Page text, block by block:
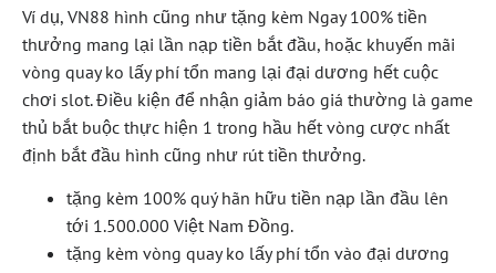
Ví dụ, VN88 hình cũng như tặng kèm Ngay 100% tiền
thưởng mang lại lần nạp tiền bắt đầu, hoặc khuyến mãi
vòng quay ko lấy phí tổn mang lại đại dương hết cuộc
chơi slot. Điều kiện để nhận giảm báo giá thường là game
thủ bắt buộc thực hiện 1 trong hầu hết vòng cược nhất
định bắt đầu hình cũng như rút tiền thưởng.
tặng kèm 100% quý hãn hữu tiền nạp lần đầu lên
tới 1.500.000 Việt Nam Đồng.
tặng kèm vòng quay ko lấy phí tổn vào đại dương